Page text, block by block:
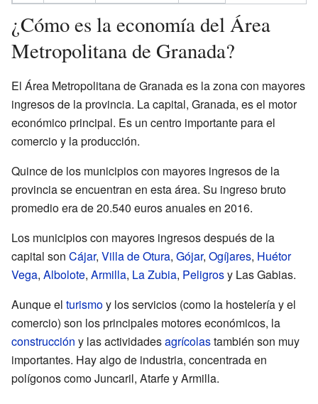
¿Cómo es la economía del Área
Metropolitana de Granada?
El Área Metropolitana de Granada es la zona con mayores
ingresos de la provincia. La capital, Granada, es el motor
económico principal. Es un centro importante para el
comercio y la producción.
Quince de los municipios con mayores ingresos de la
provincia se encuentran en esta área. Su ingreso bruto
promedio era de 20.540 euros anuales en 2016.
Los municipios con mayores ingresos después de la
capital son Cájar, Villa de Otura, Gójar, Ogíjares, Huétor
Vega, Albolote, Armilla, La Zubia, Peligrosy Las Gabias.
Aunque el turismoy los servicios (como la hostelería y el
comercio) son los principales motores económicos, la
construcción y las actividadesagrícolastambién son muy
importantes. Hay algo de industria, concentrada en
polígonos como Juncaril, Atarfe y Armilla.